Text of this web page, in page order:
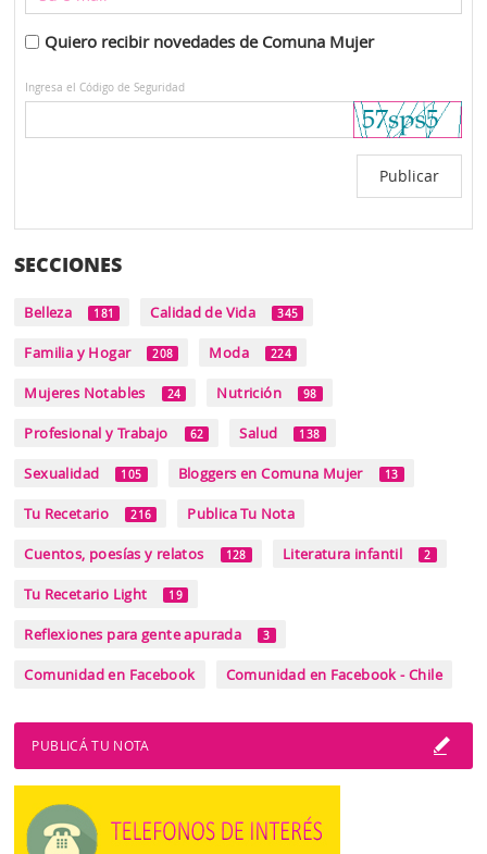
Quiero recibir novedades de Comuna Mujer
Ingresa el Código de Seguridad
SECCIONES
Belleza 181 Calidad de Vida 345
Familia y Hogar 208 Moda 224
Mujeres Notables 24 Nutrición 98
Profesional y Trabajo 62 Salud 138
Sexualidad 105 Bloggers en Comuna Mujer 13
Tu Recetario 216 Publica Tu Nota
Cuentos, poesías y relatos 128 Literatura infantil 2
Tu Recetario Light 19
Reflexiones para gente apurada 3
Comunidad en Facebook Comunidad en Facebook - Chile
PUBLICÁ TU NOTA